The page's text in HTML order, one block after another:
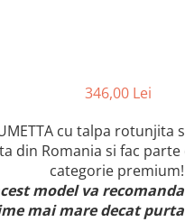
346,00 Lei
cu talpa rotunjita
din Romania si fac
categorie premium!
model va
mai mare decat